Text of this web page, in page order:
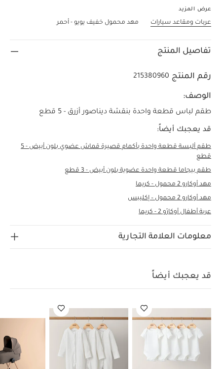
عرض المزيد
عربات ومقاعد سيارات مهد محمول خفيف يويو - أحمر
تفاصيل المنتج
رقم المنتج 215380960
الوصف:
طقم لباس قطعة واحدة بنقشة ديناصور أزرق - 5 قطع
قد يعجبك أيضاً:
طقم ألبسة قطعة واحدة بأكمام قصيرة قماش عضوي بلون أبيض - 5
قطع
طقم بيجاما قطعة واحدة عضوية بلون أبيض - 3 قطع
مهد أوكارو 2 محمول - كريما
مهد أوكارو 2 محمول – إكليبس
عربة أطفال أوكارّو 2 - كريما
معلومات العلامة التجارية
قد يعجبك أيضاً